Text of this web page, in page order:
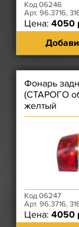
Код 06246
Арт. 96.3716,
Цена: 4050
Фонарь
(СТАРОГО
желтый
Код 06247
Арт. 96.3716,
Цена: 4050